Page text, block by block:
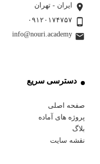
ایران - تهران
۰۹۱۲۰۱۷۴۷۵۷
info@nouri.academy
دسترسی سریع
صفحه اصلی
پروژه های آماده
بلاگ
نقشه سایت